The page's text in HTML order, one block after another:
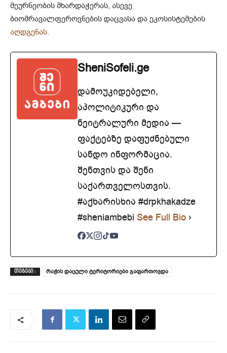
მეურნეობის მხარდაჭერას, ასევე
ბიომრავალფეროვნების დაცვასა და ეკოსისტემების
აღდგენას.
SheniSofeli.ge
დამოუკიდებელი,
აპოლიტიკური და
ნეიტრალური მედია —
ფაქტებზე დაფუძნებული
სანდო ინფორმაცია.
შენთვის და შენი
საქართველოსთვის.
#აქხარისხია #drpkhakadze
#sheniambebi See Full Bio
ᲗᲔᲒᲔᲑᲘ : რაჭის დაცული ტერიტორიები გაფართოვდა